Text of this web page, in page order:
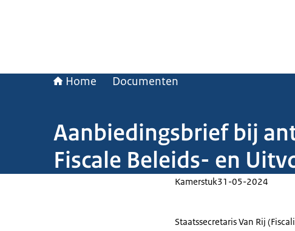
Home Documenten
Aanbiedingsbrief bij
Fiscale Beleids- en
Kamerstuk31-05-2024
Staatssecretaris Van Rij